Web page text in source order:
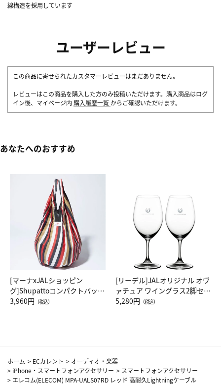
線構造を採用しています
ユーザーレビュー
この商品に寄せられたカスタマーレビューはまだありません。
レビューはこの商品を購入した方のみ投稿いただけます。購入商品はログ
イン後、マイページ内 購入履歴一覧 からご確認いただけます。
あなたへのおすすめ
[マーナxJALショッピン
グ]Shupattoコンパクトバッグ
Drop JAL客室乗務員（LC）ス
3,960円 （税込）
[リーデル]JALオリジナル オヴ
ァチュア ワイングラス2脚セッ
ト（レッドワイン）
5,280円 （税込）
ホーム > ECカレント > オーディオ・楽器
> iPhone・スマートフォンアクセサリー > スマートフォンアクセサリー
> エレコム(ELECOM) MPA-UALS07RD レッド 高耐久Lightningケーブル